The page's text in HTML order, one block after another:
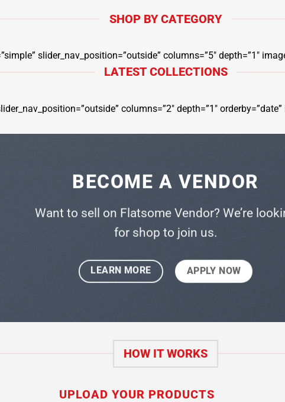
SHOP BY CATEGORY
slider_nav_position=”outside” columns=”5″ depth=”1″
LATEST COLLECTIONS
columns=”2″ depth=”1″
BECOME A VENDOR
Want to sell on Flatsome Vendor? We’re
for shop to join us.
LEARN MORE APPLY NOW
HOW IT WORKS
UPLOAD YOUR PRODUCTS